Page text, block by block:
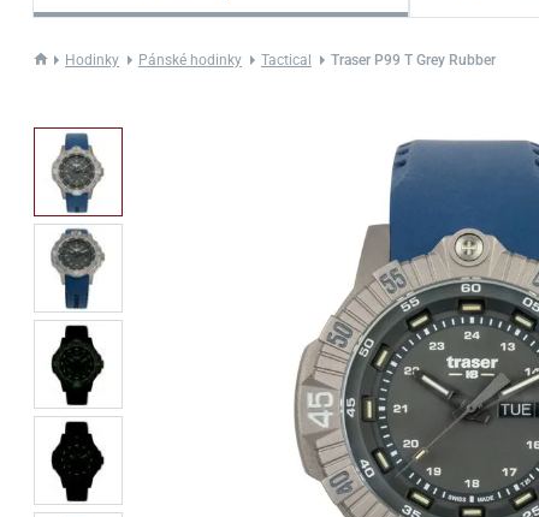
Hodinky Pánské hodinky Tactical Traser P99 T Grey Rubber